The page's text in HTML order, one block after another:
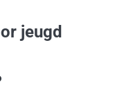
jeugd